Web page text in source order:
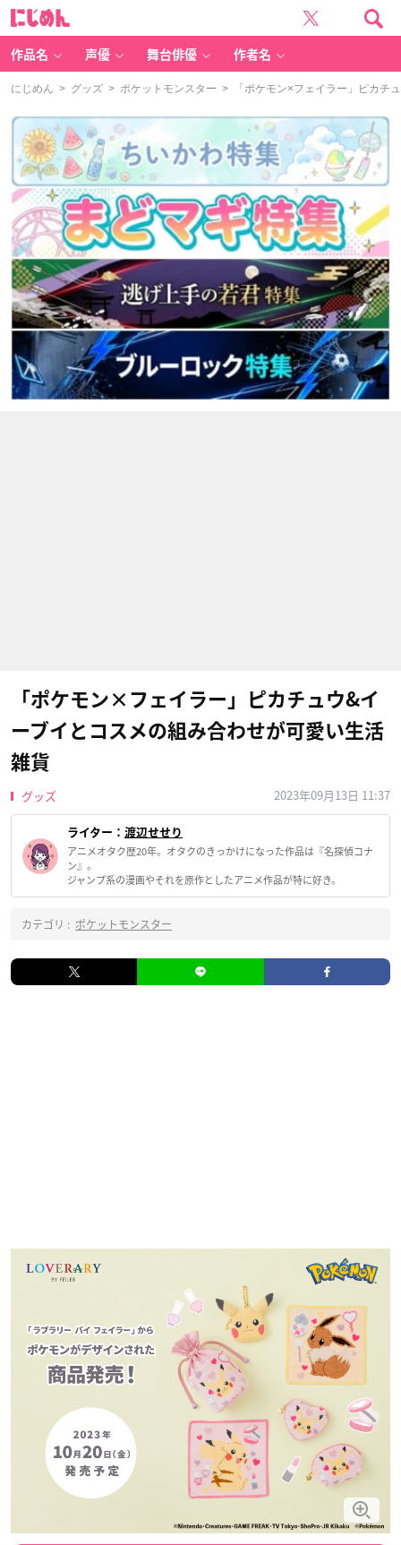
作品名 声優 舞台俳優 作者名
にじめん > グッズ > ポケットモンスター > 「ポケモン×フェイラー」ピカチ
「ポケモン×フェイラー」ピカチュウ&イ
ーブイとコスメの組み合わせが可愛い生活
雑貨
グッズ 2023年09月13日 11:37
ライター： 渡辺せせり
アニメオタク歴20年。オタクのきっかけになった作品は『名探偵コナ
ン』。
ジャンプ系の漫画やそれを原作としたアニメ作品が特に好き。
カテゴリ : ポケットモンスター